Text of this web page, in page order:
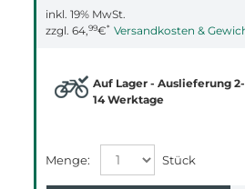
inkl. 19% MwSt.
zzgl. 64,99€* Versandkosten &
Auf Lager - Auslieferung 2-
14 Werktage